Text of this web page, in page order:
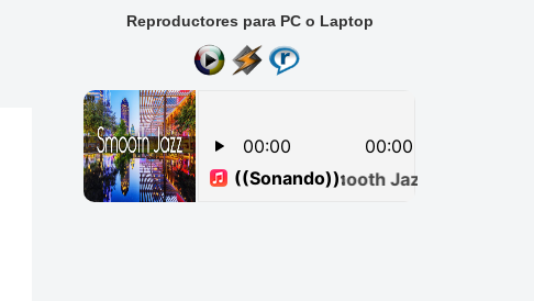
Reproductores para PC o Laptop